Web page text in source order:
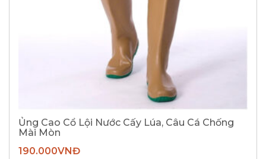
Ủng Cao Cổ Lội Nước Cấy Lúa, Câu Cá Chống
Mài Mòn
190.000VNĐ